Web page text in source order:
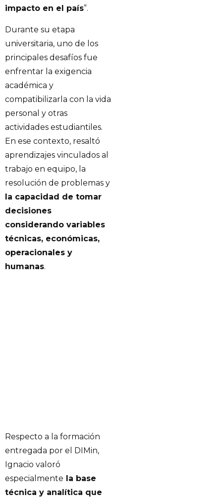
impacto en el país”.
Durante su etapa
universitaria, uno de los
principales desafíos fue
enfrentar la exigencia
académica y
compatibilizarla con la vida
personal y otras
actividades estudiantiles.
En ese contexto, resaltó
aprendizajes vinculados al
trabajo en equipo, la
resolución de problemas y
la capacidad de tomar
decisiones
considerando variables
técnicas, económicas,
operacionales y
humanas.
Respecto a la formación
entregada por el DIMin,
Ignacio valoró
especialmente la base
técnica y analítica que